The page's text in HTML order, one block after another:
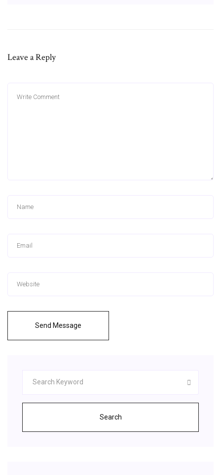
Leave a Reply
Send Message
Search